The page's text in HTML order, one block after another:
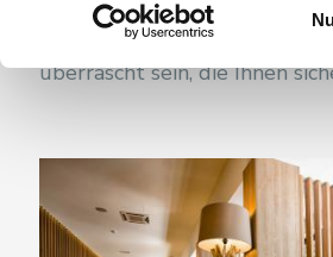
Dieses charmante Hotel
fabelhafter Blick auf das
überrascht sein, die Ihnen